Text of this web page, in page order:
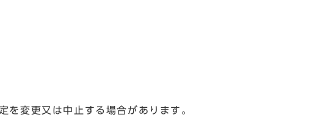
を変更又は中止する場合があります。